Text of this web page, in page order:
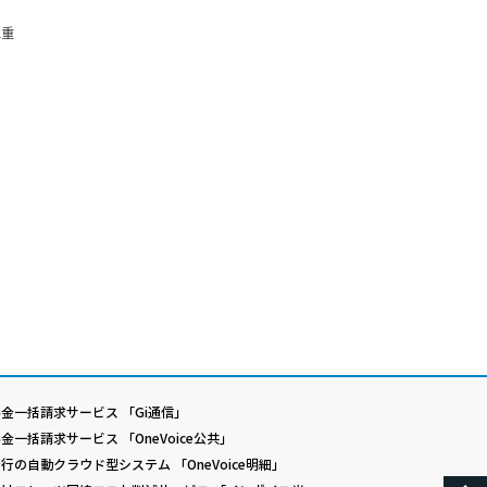
一括請求サービス 「Gi通信」
一括請求サービス 「OneVoice公共」
の自動クラウド型システム 「OneVoice明細」